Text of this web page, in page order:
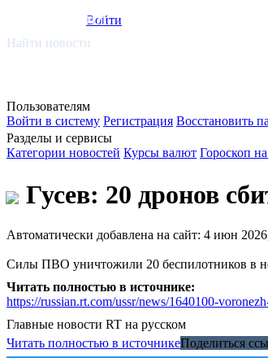
smi.mobi
Войти
Найти новости
Пользователям
Войти в систему Регистрация Восстановить
Разделы и сервисы
Категории новостей Курсы валют Гороскоп
Гусев: 20 дронов
Автоматически добавлена на сайт: 4 июн
Силы ПВО уничтожили 20 беспилотников в
Читать полностью в источнике:
https://russian.rt.com/ussr/news/1640100-
Главные новости RT на русском
Читать полностью в источникеПоделиться